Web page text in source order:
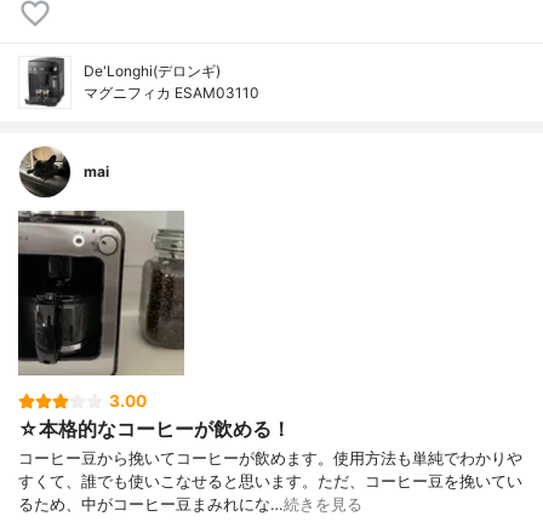
De'Longhi(デロンギ)
マグニフィカ ESAM03110
mai
3.00
☆本格的なコーヒーが飲める！
コーヒー豆から挽いてコーヒーが飲めます。使用方法も単純でわかりや
すくて、誰でも使いこなせると思います。ただ、コーヒー豆を挽いてい
るため、中がコーヒー豆まみれにな…続きを見る